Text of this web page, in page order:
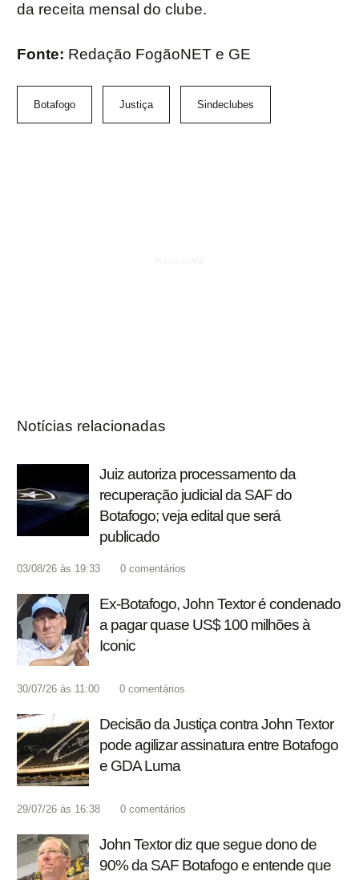
da receita mensal do clube.
Fonte: Redação FogãoNET e GE
Botafogo Justiça Sindeclubes
Notícias relacionadas
Juiz autoriza processamento da
recuperação judicial da SAF do
Botafogo; veja edital que será
publicado
03/08/26 às 19:33 0 comentários
Ex-Botafogo, John Textor é condenado
a pagar quase US$ 100 milhões à
Iconic
30/07/26 às 11:00 0 comentários
Decisão da Justiça contra John Textor
pode agilizar assinatura entre Botafogo
e GDA Luma
29/07/26 às 16:38 0 comentários
John Textor diz que segue dono de
90% da SAF Botafogo e entende que